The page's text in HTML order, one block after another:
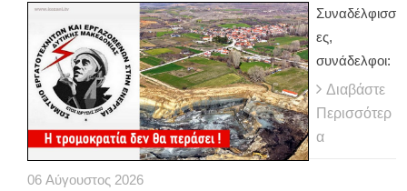
Συναδέλφισσ
ες,
συνάδελφοι:
Διαβάστε
Περισσότερ
α
06 Αύγουστος 2026